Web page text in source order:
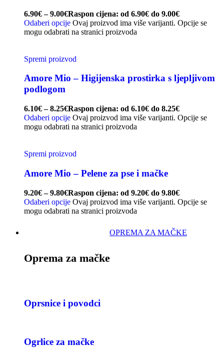
6.90€ – 9.00€Raspon cijena: od 6.90€ do 9.00€
Odaberi opcije Ovaj proizvod ima više varijanti. Opcije se
mogu odabrati na stranici proizvoda
Spremi proizvod
Amore Mio – Higijenska prostirka s ljepljivom
podlogom
6.10€ – 8.25€Raspon cijena: od 6.10€ do 8.25€
Odaberi opcije Ovaj proizvod ima više varijanti. Opcije se
mogu odabrati na stranici proizvoda
Spremi proizvod
Amore Mio – Pelene za pse i mačke
9.20€ – 9.80€Raspon cijena: od 9.20€ do 9.80€
Odaberi opcije Ovaj proizvod ima više varijanti. Opcije se
mogu odabrati na stranici proizvoda
OPREMA ZA MAČKE
Oprema za mačke
Oprsnice i povodci
Ogrlice za mačke